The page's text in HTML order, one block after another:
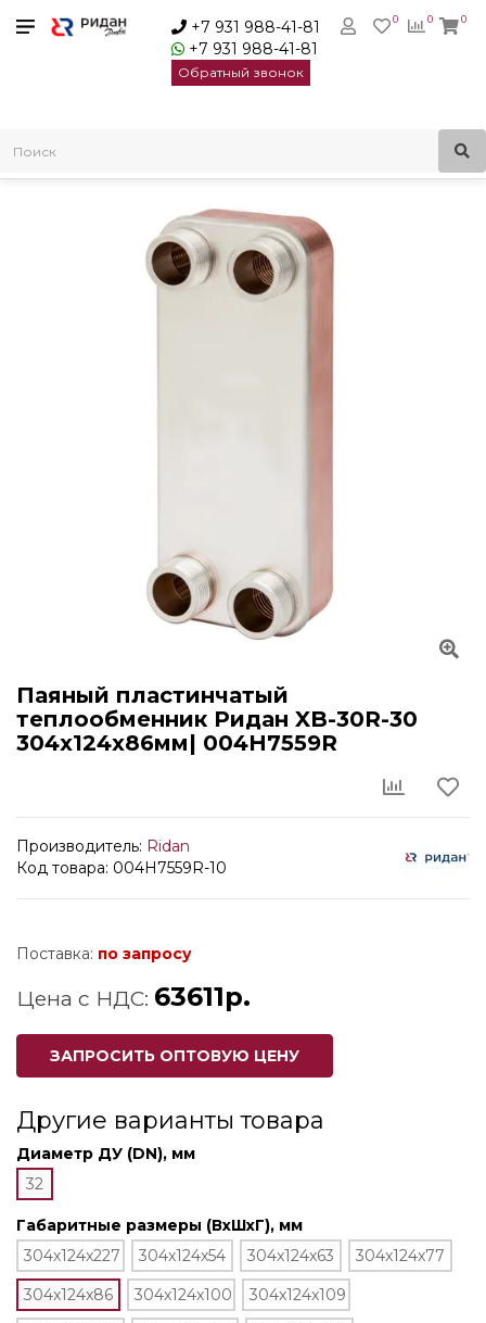
+7 931 988-41-81
+7 931 988-41-81
Обратный звонок
0
0 0
Пластинчатые теплообменники
304x124x86мм| 004H7559R
Паяный пластинчатый
теплообменник Ридан XB-30R-30
304x124x86мм| 004H7559R
Производитель: Ridan
Код товара: 004H7559R-10
Поставка: по запросу
Цена с НДС: 63611р.
ЗАПРОСИТЬ ОПТОВУЮ ЦЕНУ
Другие варианты товара
Диаметр ДУ (DN), мм
32
Габаритные размеры (ВхШхГ), мм
304x124x227
304x124x54 304x124x63
304x124x77
304x124x86
304x124x100
304x124x109